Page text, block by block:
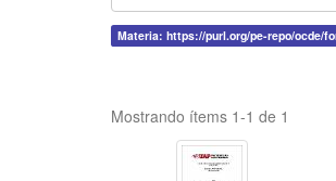
Materia: https://purl.org/pe-repo/ocde/
Mostrando ítems 1-1 de 1